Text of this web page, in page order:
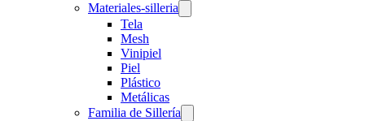
Materiales-silleria
Tela
Mesh
Vinipiel
Piel
Plástico
Metálicas
Familia de Sillería